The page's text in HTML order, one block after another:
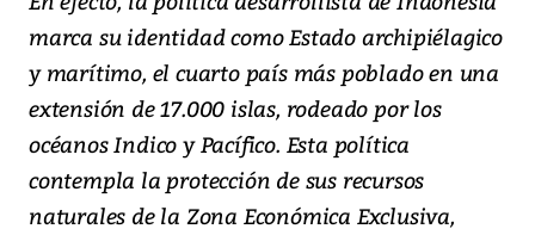
marca su identidad como Estado archipiélagico
y marítimo, el cuarto país más poblado en una
extensión de 17.000 islas, rodeado por los
océanos Indico y Pacífico. Esta política
contempla la protección de sus recursos
naturales de la Zona Económica Exclusiva,